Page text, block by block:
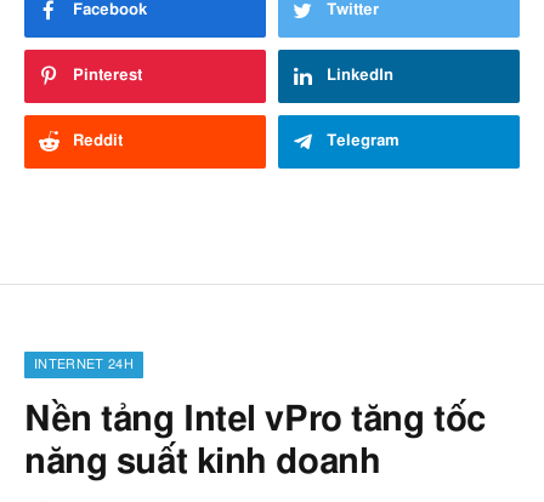
Facebook Twitter
Pinterest LinkedIn
Reddit Telegram
INTERNET 24H
Nền tảng Intel vPro tăng tốc
năng suất kinh doanh